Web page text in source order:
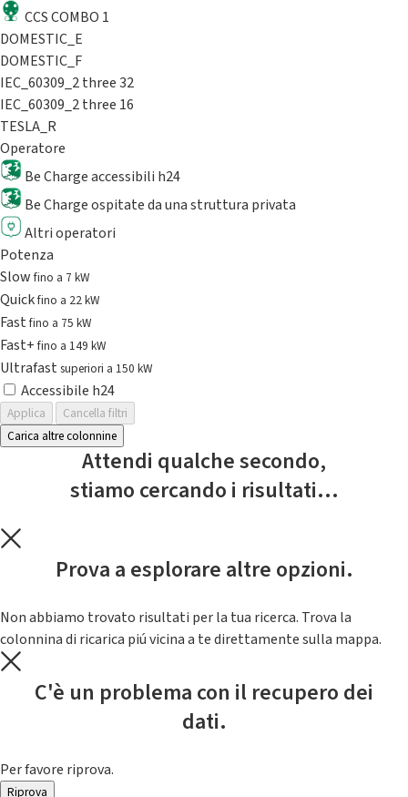
CCS COMBO 1
DOMESTIC_E
DOMESTIC_F
IEC_60309_2 three 32
IEC_60309_2 three 16
TESLA_R
Operatore
Be Charge accessibili h24
Be Charge ospitate da una struttura privata
Altri operatori
Potenza
Slowfino a 7 kW
Quickfino a 22 kW
Fastfino a 75 kW
Fast+fino a 149 kW
Ultrafast superiori a 150 kW
Accessibile h24
Applica
Cancella filtri
Carica altre colonnine
Attendi qualche secondo,
stiamo cercando i risultati...
Prova a esplorare altre opzioni.
Non abbiamo trovato risultati per la tua ricerca. Trova la
colonnina di ricarica piú vicina a te direttamente sulla mappa.
C'è un problema con il recupero dei
dati.
Per favore riprova.
Riprova